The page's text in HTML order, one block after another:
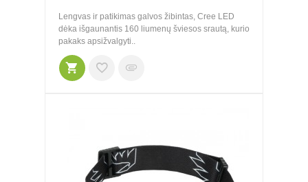
Lengvas ir patikimas galvos žibintas, Cree LED
dėka išgaunantis 160 liumenų šviesos srautą, kurio
pakaks apsižvalgyti..